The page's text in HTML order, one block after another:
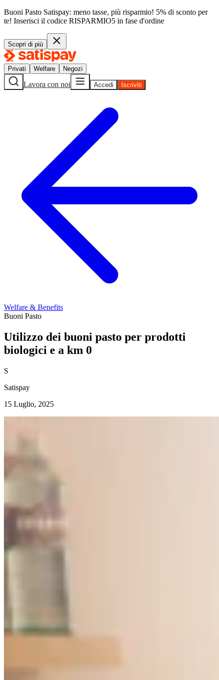
Buoni Pasto Satispay: meno tasse, più risparmio! 5% di sconto per
te! Inserisci il codice RISPARMIO5 in fase d'ordine
Scopri di più
Privati Welfare Negozi
Lavora con noi Accedi Iscriviti
Welfare & Benefits
Buoni Pasto
Utilizzo dei buoni pasto per prodotti
biologici e a km 0
S
Satispay
15 Luglio, 2025